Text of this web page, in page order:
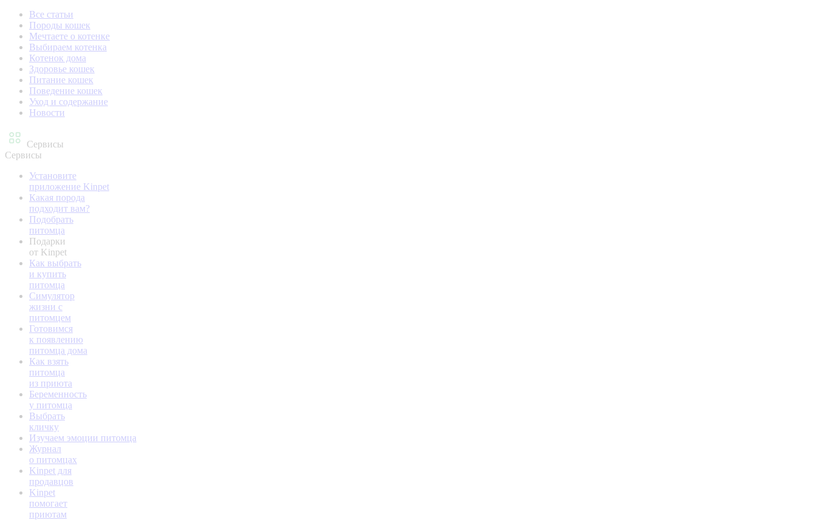
Все статьи
Породы кошек
Мечтаете о котенке
Выбираем котенка
Котенок дома
Здоровье кошек
Питание кошек
Поведение кошек
Уход и содержание
Новости
Сервисы
Сервисы
Установите
приложение Kinpet
Какая порода
подходит вам?
Подобрать
питомца
Подарки
от Kinpet
Как выбрать
и купить
питомца
Симулятор
жизни с
питомцем
Готовимся
к появлению
питомца дома
Как взять
питомца
из приюта
Беременность
у питомца
Выбрать
кличку
Изучаем эмоции питомца
Журнал
о питомцах
Kinpet для
продавцов
Kinpet
помогает
приютам